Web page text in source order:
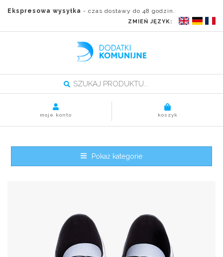
Ekspresowa wysyłka - czas dostawy do 48 godzin.
ZMIEŃ JĘZYK:
koszyk
moje konto
Pokaż kategorie